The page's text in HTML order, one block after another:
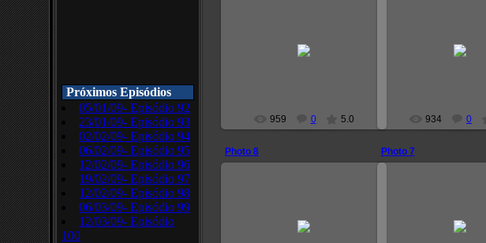
Próximos Episódios
05/01/09- Episódio 92
23/01/09- Episódio 93
02/02/09- Episódio 94
06/02/09- Episódio 95
12/02/09- Episódio 96
19/02/09- Episódio 97
12/02/09- Episódio 98
06/03/09- Episódio 99
12/03/09- Episódio
100
959 0 5.0 934 0
Photo 8 Photo 7